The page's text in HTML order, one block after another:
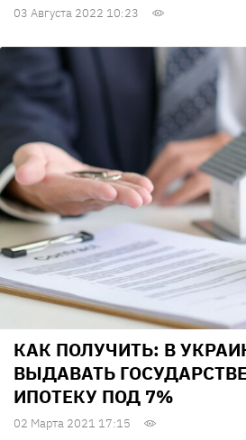
03 Августа 2022 10:23
КАК ПОЛУЧИТЬ: В
ВЫДАВАТЬ
ИПОТЕКУ ПОД 7%
02 Марта 2021 17:15